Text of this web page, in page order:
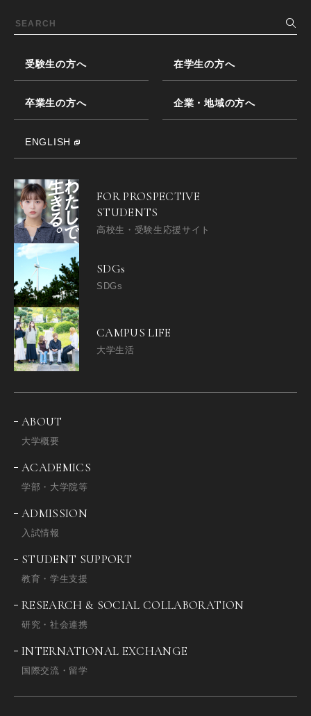
受験生の方へ 在学生の方へ
卒業生の方へ 企業・地域の方へ
ENGLISH
FOR PROSPECTIVE
STUDENTS
高校生・受験生応援サイト
SDGs
SDGs
CAMPUS LIFE
大学生活
ABOUT
大学概要
ACADEMICS
学部・大学院等
ADMISSION
入試情報
STUDENT SUPPORT
教育・学生支援
RESEARCH & SOCIAL COLLABORATION
研究・社会連携
INTERNATIONAL EXCHANGE
国際交流・留学